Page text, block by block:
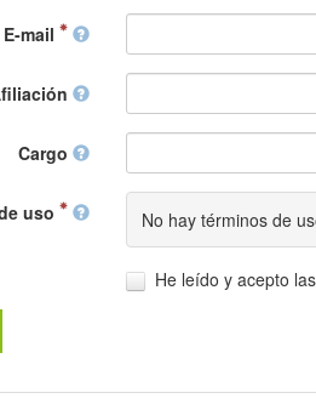
E-mail
Cargo
uso No hay términos de
He leído y acepto